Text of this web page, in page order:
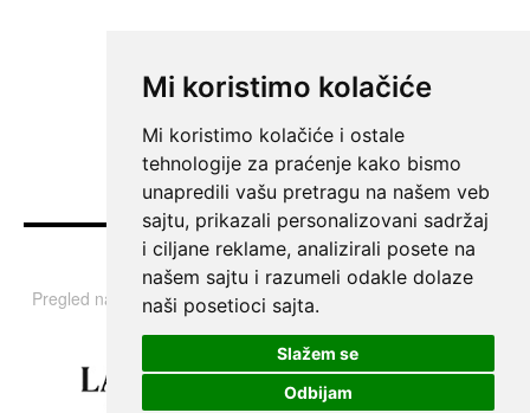
Mi koristimo kolačiće
Mi koristimo kolačiće i ostale
tehnologije za praćenje kako bismo
unapredili vašu pretragu na našem veb
sajtu, prikazali personalizovani sadržaj
i ciljane reklame, analizirali posete na
našem sajtu i razumeli odakle dolaze
naši posetioci sajta.
Slažem se
Odbijam
Vesti
Pregled najvažnijih informacija i tema iz Srbije, regiona i sveta.